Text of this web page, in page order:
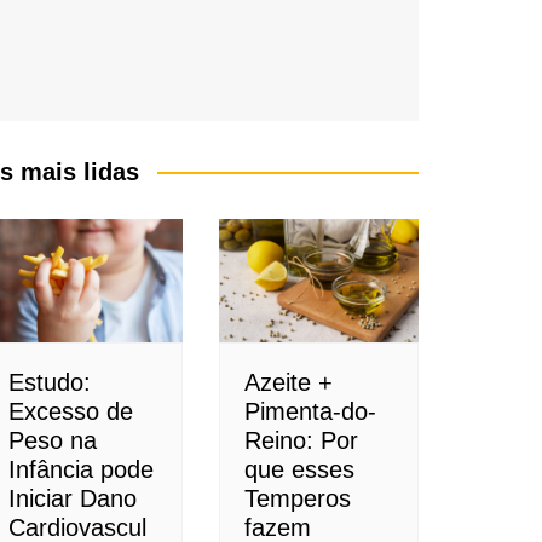
mais lidas
Estudo:
Excesso de
Peso na
Infância pode
Iniciar Dano
Cardiovascul
Azeite +
Pimenta-do-
Reino: Por
que esses
Temperos
fazem